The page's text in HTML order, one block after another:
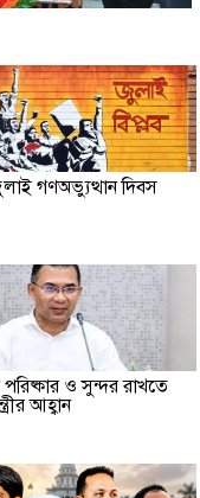
গণঅভ্যুত্থান দিবস
ও সুন্দর রাখতে
আহ্বান